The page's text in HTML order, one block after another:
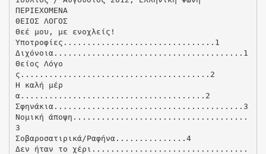
ΠΕΡΙΕΧΟΜΕΝΑ
ΘΕΙΟΣ ΛΟΓΟΣ
Θεέ μου, με ενοχλείς!
Υποτροφίες................................1
Διχόνοια........................................1
Θείος Λόγο
ς........................................2
Η καλή μέρ
α.......................................2
Σφηνάκια........................................3
Νομική άποψη.....................................
3
Σοβαροσατιρικά/Ραφήνα...............4
Δεν ήταν το χέρι.................................